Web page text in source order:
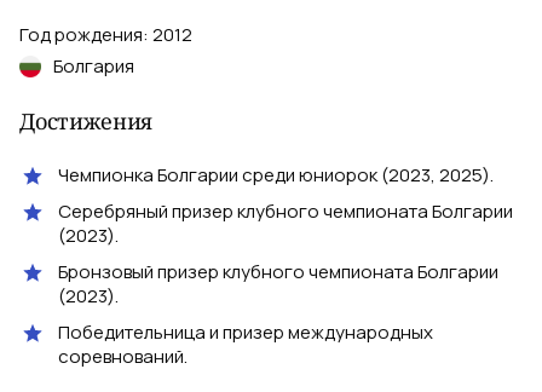
Год рождения: 2012
Болгария
Достижения
Чемпионка Болгарии среди юниорок (2023, 2025).
Серебряный призер клубного чемпионата Болгарии
(2023).
Бронзовый призер клубного чемпионата Болгарии
(2023).
Победительница и призер международных
соревнований.